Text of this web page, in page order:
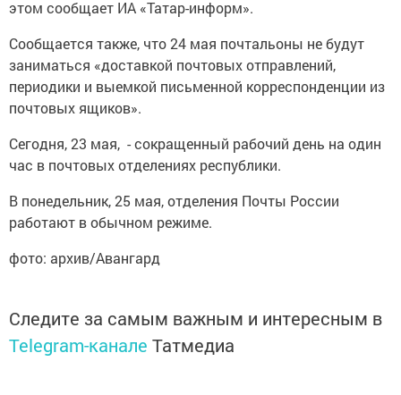
этом сообщает ИА «Татар-информ».
Сообщается также, что 24 мая почтальоны не будут
заниматься «доставкой почтовых отправлений,
периодики и выемкой письменной корреспонденции из
почтовых ящиков».
Сегодня, 23 мая, - сокращенный рабочий день на один
час в почтовых отделениях республики.
В понедельник, 25 мая, отделения Почты России
работают в обычном режиме.
фото: архив/Авангард
Следите за самым важным и интересным в
Telegram-канале Татмедиа